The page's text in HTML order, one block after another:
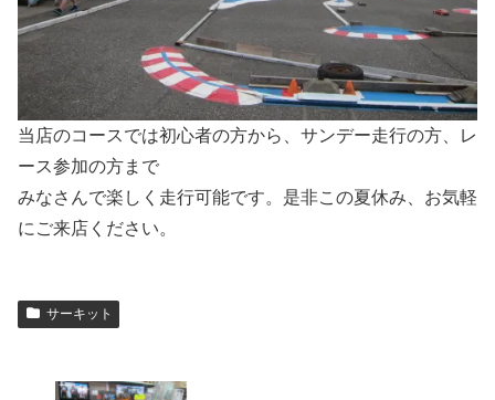
当店のコースでは初心者の方から、サンデー走行の方、レ
ース参加の方まで
みなさんで楽しく走行可能です。是非この夏休み、お気軽
にご来店ください。
サーキット